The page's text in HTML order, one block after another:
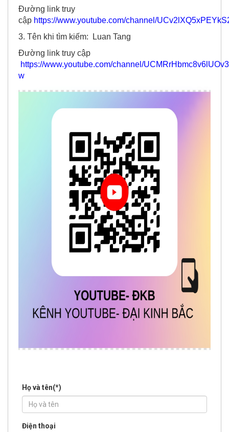
Đường link truy
cập https://www.youtube.com/channel/
3. Tên khi tìm kiếm: Luan Tang
Đường link truy cập
https://www.youtube.com/channel/
w
Họ và tên(*)
Điện thoại